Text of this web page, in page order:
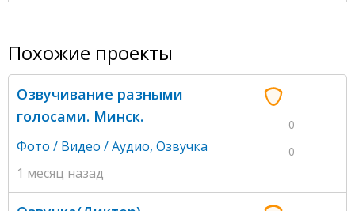
Похожие проекты
0
0
Озвучивание разными
голосами. Минск.
Фото / Видео / Аудио, Озвучка
1 месяц назад